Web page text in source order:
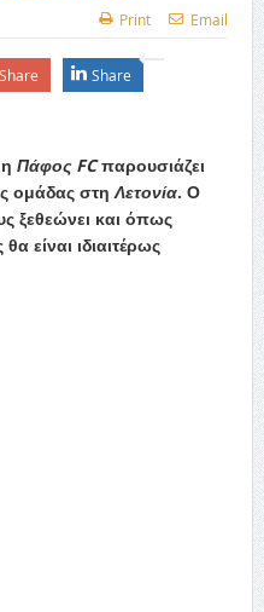
Print Email
Share Share
Πάφος FCπαρουσιάζει
ομάδας στηΛετονία. Ο
ξεθεώνει και όπως
είναι ιδιαιτέρως